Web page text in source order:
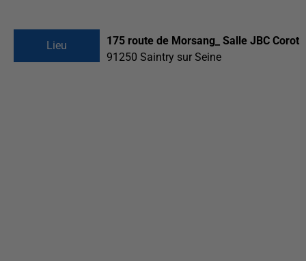
Lieu
175 route de Morsang_ Salle JBC Corot
91250 Saintry sur Seine